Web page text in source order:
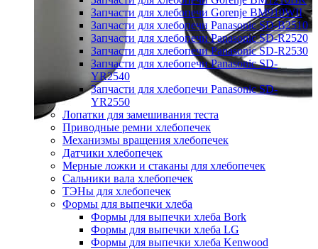
Запчасти для хлебопечи Gorenje BM910WII
Запчасти для хлебопечи Panasonic SD-B2510
Запчасти для хлебопечи Panasonic SD-R2520
Запчасти для хлебопечи Panasonic SD-R2530
Запчасти для хлебопечи Panasonic SD-
YR2540
Запчасти для хлебопечи Panasonic SD-
YR2550
Лопатки для замешивания теста
Приводные ремни хлебопечек
Механизмы вращения хлебопечек
Датчики хлебопечек
Мерные ложки и стаканы для хлебопечек
Сальники вала хлебопечек
ТЭНы для хлебопечек
Формы для выпечки хлеба
Формы для выпечки хлеба Bork
Формы для выпечки хлеба LG
Формы для выпечки хлеба Kenwood